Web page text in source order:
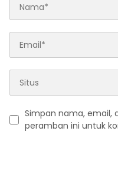
Simpan nama, email,
peramban ini untuk